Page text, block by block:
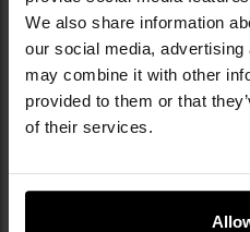
We also share information
our social media,
may combine it with other
provided to them or that
of their services.
Strona
Poprzednie